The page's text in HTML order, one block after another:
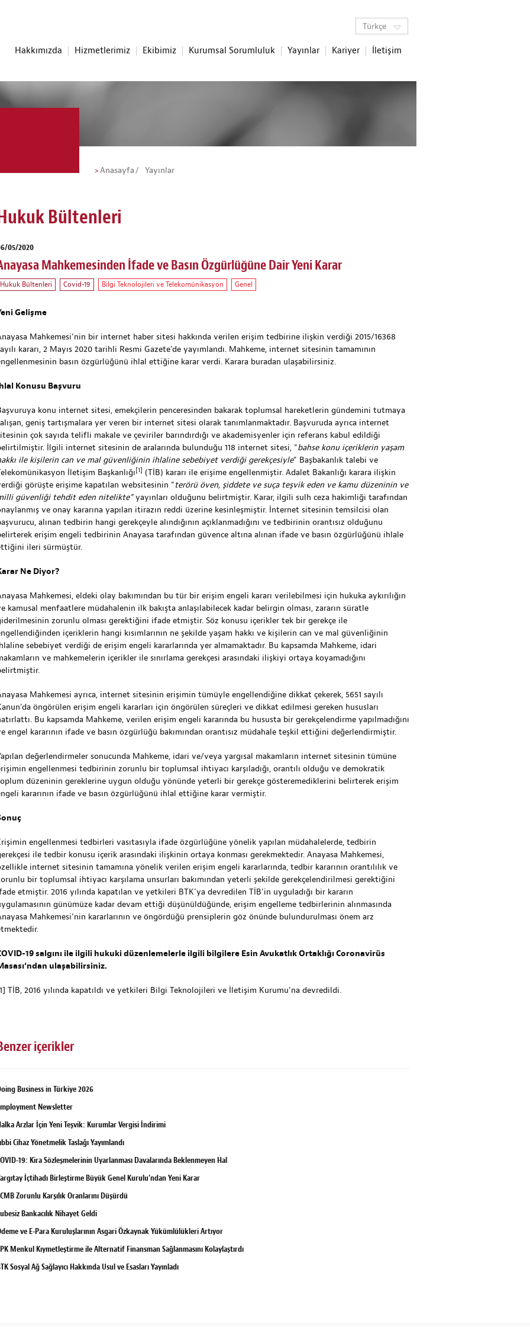
Türkçe
Hakkımızda Hizmetlerimiz Ekibimiz Kurumsal Sorumluluk Yayınlar Kariyer İletişim
Anasayfa Yayınlar
Bültenleri
05/2020
Mahkemesinden İfade ve Basın Özgürlüğüne Dair Yeni Karar
Hukuk Bültenleri Covid-19 Bilgi Teknolojileri ve Telekomünikasyon Genel
Gelişme
Mahkemesi’nin bir internet haber sitesi hakkında verilen erişim tedbirine ilişkin verdiği 2015/16368
kararı, 2 Mayıs 2020 tarihli Resmi Gazete’de yayımlandı. Mahkeme, internet sitesinin tamamının
basın özgürlüğünü ihlal ettiğine karar verdi. Karara buradan ulaşabilirsiniz.
Konusu Başvuru
konu internet sitesi, emekçilerin penceresinden bakarak toplumsal hareketlerin gündemini tutmaya
geniş tartışmalara yer veren bir internet sitesi olarak tanımlanmaktadır. Başvuruda ayrıca internet
çok sayıda telifli makale ve çeviriler barındırdığı ve akademisyenler için referans kabul edildiği
İlgili internet sitesinin de aralarında bulunduğu 118 internet sitesi, “bahse konu içeriklerin yaşam
ile kişilerin can ve mal güvenliğinin ihlaline sebebiyet verdiği gerekçesiyle” Başbakanlık talebi ve
İletişim Başkanlığı[1] (TİB) kararı ile erişime engellenmiştir. Adalet Bakanlığı karara ilişkin
görüşte erişime kapatılan websitesinin “terörü öven, şiddete ve suça teşvik eden ve kamu düzeninin ve
güvenliği tehdit eden nitelikte”yayınları olduğunu belirtmiştir. Karar, ilgili sulh ceza hakimliği tarafından
ve onay kararına yapılan itirazın reddi üzerine kesinleşmiştir. İnternet sitesinin temsilcisi olan
alınan tedbirin hangi gerekçeyle alındığının açıklanmadığını ve tedbirinin orantısız olduğunu
erişim engeli tedbirinin Anayasa tarafından güvence altına alınan ifade ve basın özgürlüğünü ihlale
ileri sürmüştür.
Ne Diyor?
Mahkemesi, eldeki olay bakımından bu tür bir erişim engeli kararı verilebilmesi için hukuka aykırılığın
kamusal menfaatlere müdahalenin ilk bakışta anlaşılabilecek kadar belirgin olması, zararın süratle
zorunlu olması gerektiğini ifade etmiştir. Söz konusu içerikler tek bir gerekçe ile
içeriklerin hangi kısımlarının ne şekilde yaşam hakkı ve kişilerin can ve mal güvenliğinin
sebebiyet verdiği de erişim engeli kararlarında yer almamaktadır. Bu kapsamda Mahkeme, idari
ve mahkemelerin içerikler ile sınırlama gerekçesi arasındaki ilişkiyi ortaya koyamadığını
Mahkemesi ayrıca, internet sitesinin erişimin tümüyle engellendiğine dikkat çekerek, 5651 sayılı
öngörülen erişim engeli kararları için öngörülen süreçleri ve dikkat edilmesi gereken hususları
Bu kapsamda Mahkeme, verilen erişim engeli kararında bu hususta bir gerekçelendirme yapılmadığını
engel kararının ifade ve basın özgürlüğü bakımından orantısız müdahale teşkil ettiğini değerlendirmiştir.
değerlendirmeler sonucunda Mahkeme, idari ve/veya yargısal makamların internet sitesinin tümüne
engellenmesi tedbirinin zorunlu bir toplumsal ihtiyacı karşıladığı, orantılı olduğu ve demokratik
düzeninin gereklerine uygun olduğu yönünde yeterli bir gerekçe gösteremediklerini belirterek erişim
kararının ifade ve basın özgürlüğünü ihlal ettiğine karar vermiştir.
engellenmesi tedbirleri vasıtasıyla ifade özgürlüğüne yönelik yapılan müdahalelerde, tedbirin
ile tedbir konusu içerik arasındaki ilişkinin ortaya konması gerekmektedir. Anayasa Mahkemesi,
internet sitesinin tamamına yönelik verilen erişim engeli kararlarında, tedbir kararının orantılılık ve
bir toplumsal ihtiyacı karşılama unsurları bakımından yeterli şekilde gerekçelendirilmesi gerektiğini
etmiştir. 2016 yılında kapatılan ve yetkileri BTK’ya devredilen TİB’in uyguladığı bir kararın
günümüze kadar devam ettiği düşünüldüğünde, erişim engelleme tedbirlerinin alınmasında
Mahkemesi’nin kararlarının ve öngördüğü prensiplerin göz önünde bulundurulması önem arz
19 salgını ile ilgili hukuki düzenlemelerle ilgili bilgilere Esin Avukatlık Ortaklığı Coronavirüs
‘ndan ulaşabilirsiniz.
TİB, 2016 yılında kapatıldı ve yetkileri Bilgi Teknolojileri ve İletişim Kurumu’na devredildi.
içerikler
Business in Türkiye 2026
Newsletter
Arzlar İçin Yeni Teşvik: Kurumlar Vergisi İndirimi
Cihaz Yönetmelik Taslağı Yayımlandı
19: Kira Sözleşmelerinin Uyarlanması Davalarında Beklenmeyen Hal
İçtihadı Birleştirme Büyük Genel Kurulu’ndan Yeni Karar
Zorunlu Karşılık Oranlarını Düşürdü
Bankacılık Nihayet Geldi
ve E-Para Kuruluşlarının Asgari Özkaynak Yükümlülükleri Artıyor
Menkul Kıymetleştirme ile Alternatif Finansman Sağlanmasını Kolaylaştırdı
Sosyal Ağ Sağlayıcı Hakkında Usul ve Esasları Yayınladı